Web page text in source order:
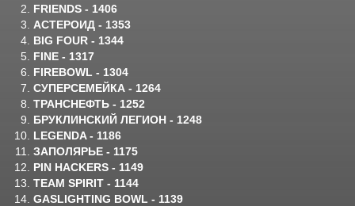
FRIENDS - 1406
АСТЕРОИД - 1353
BIG FOUR - 1344
FINE - 1317
FIREBOWL - 1304
СУПЕРСЕМЕЙКА - 1264
ТРАНСНЕФТЬ - 1252
БРУКЛИНСКИЙ ЛЕГИОН - 1248
LEGENDA - 1186
ЗАПОЛЯРЬЕ - 1175
PIN HACKERS - 1149
TEAM SPIRIT - 1144
GASLIGHTING BOWL - 1139